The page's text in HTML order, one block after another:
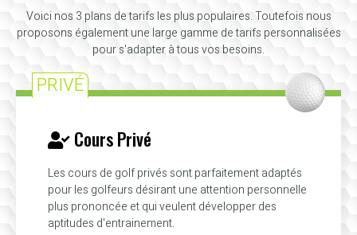
Voici nos 3 plans de tarifs les plus populaires. Toutefois nous
proposons également une large gamme de tarifs personnalisées
pour s'adapter à tous vos besoins.
PRIVÉ
Cours Privé
Les cours de golf privés sont parfaitement adaptés
pour les golfeurs désirant une attention personnelle
plus prononcée et qui veulent développer des
aptitudes d'entrainement.